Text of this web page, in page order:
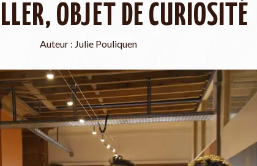
OBJET DE CURIOSITÉ
Auteur : Julie Pouliquen